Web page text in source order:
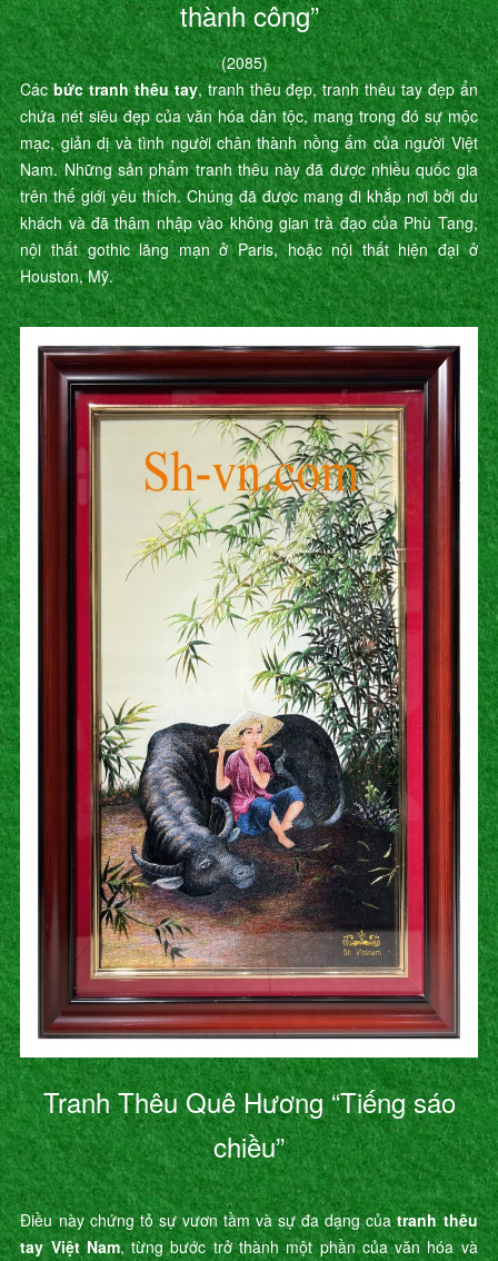
thành công”
(2085)
Cácbức tranh thêu tay, tranh thêu đẹp, tranh thêu tay đẹp ẩn
chứa nét siêu đẹp của văn hóa dân tộc, mang trong đó sự mộc
mạc, giản dị và tình người chân thành nồng ấm của người Việt
Nam. Những sản phẩm tranh thêu này đã được nhiều quốc gia
trên thế giới yêu thích. Chúng đã được mang đi khắp nơi bởi du
khách và đã thâm nhập vào không gian trà đạo của Phù Tang,
nội thất gothic lãng mạn ở Paris, hoặc nội thất hiện đại ở
Houston, Mỹ.
Tranh Thêu Quê Hương “Tiếng sáo
chiều”
Điều này chứng tỏ sự vươn tầm và sự đa dạng củatranh thêu
tay Việt Nam, từng bước trở thành một phần của văn hóa và